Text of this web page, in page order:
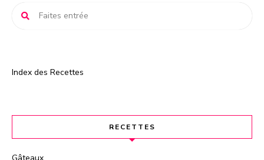
Index des Recettes
RECETTES
Gâteaux